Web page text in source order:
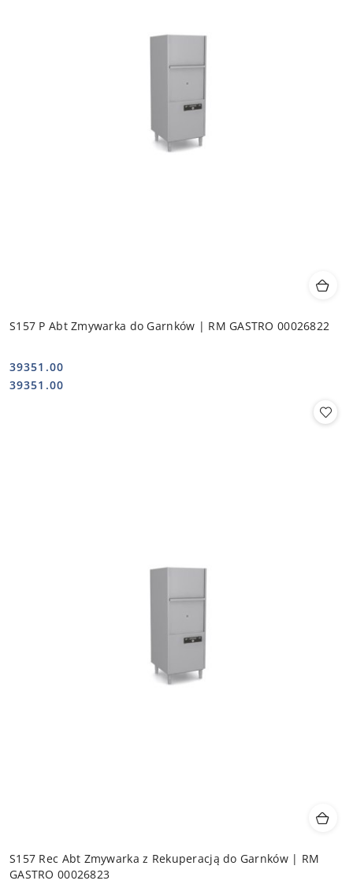
S157 P Abt Zmywarka do Garnków | RM GASTRO 00026822
Cena:
39351.00
Cena:
39351.00
S157 Rec Abt Zmywarka z Rekuperacją do Garnków | RM
GASTRO 00026823